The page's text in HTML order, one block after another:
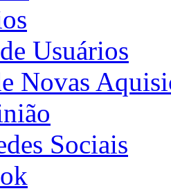
Usuários
Novas
Sociais